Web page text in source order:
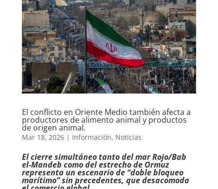
El conflicto en Oriente Medio también afecta a
productores de alimento animal y productos
de origen animal.
Mar 18, 2026| Información, Noticias
El cierre simultáneo tanto del mar Rojo/Bab
el-Mandeb como del estrecho de Ormuz
representa un escenario de “doble bloqueo
marítimo” sin precedentes, que desacomoda